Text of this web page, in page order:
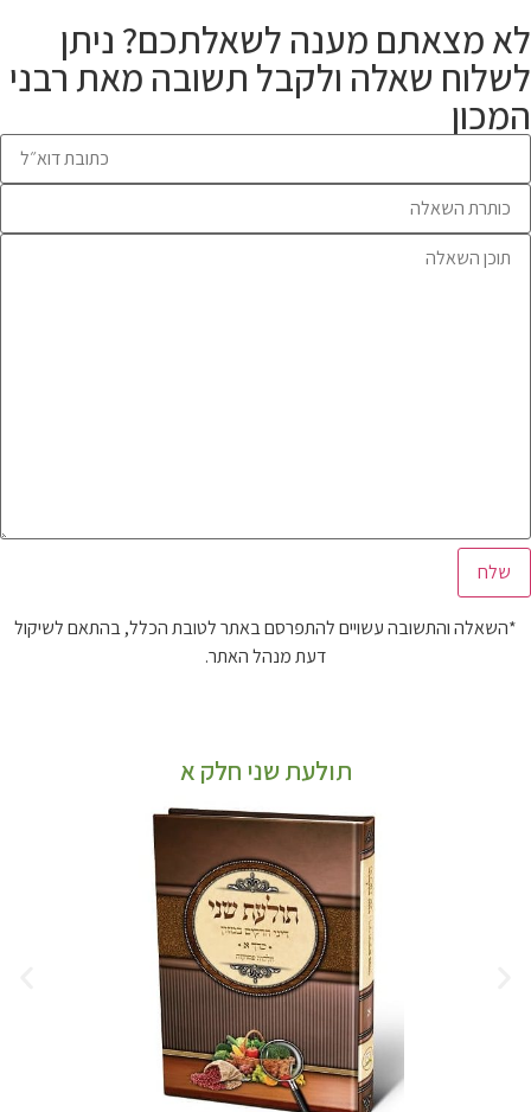
לא מצאתם מענה לשאלתכם? ניתן
לשלוח שאלה ולקבל תשובה מאת רבני
המכון
*השאלה והתשובה עשויים להתפרסם באתר לטובת הכלל, בהתאם לשיקול
דעת מנהל האתר.
תולעת שני חלק א